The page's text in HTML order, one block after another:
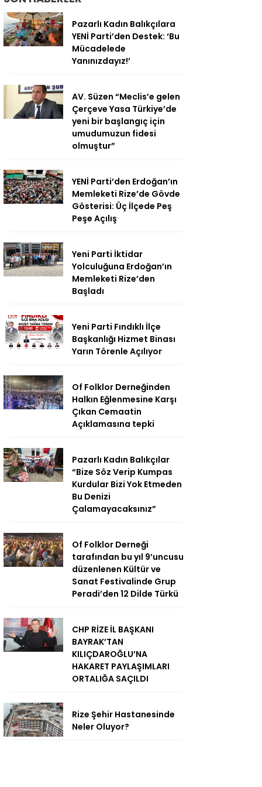
Pazarlı Kadın Balıkçılara
YENİ Parti’den Destek: ‘Bu
Mücadelede
Yanınızdayız!’
AV. Süzen “Meclis’e gelen
Çerçeve Yasa Türkiye’de
yeni bir başlangıç için
umudumuzun fidesi
olmuştur”
YENİ Parti’den Erdoğan’ın
Memleketi Rize’de Gövde
Gösterisi: Üç İlçede Peş
Peşe Açılış
Yeni Parti İktidar
Yolculuğuna Erdoğan’ın
Memleketi Rize’den
Başladı
Yeni Parti Fındıklı İlçe
Başkanlığı Hizmet Binası
Yarın Törenle Açılıyor
Of Folklor Derneğinden
Halkın Eğlenmesine Karşı
Çıkan Cemaatin
Açıklamasına tepki
Pazarlı Kadın Balıkçılar
“Bize Söz Verip Kumpas
Kurdular Bizi Yok Etmeden
Bu Denizi
Çalamayacaksınız”
Of Folklor Derneği
tarafından bu yıl 9’uncusu
düzenlenen Kültür ve
Sanat Festivalinde Grup
Peradi’den 12 Dilde Türkü
CHP RİZE İL BAŞKANI
BAYRAK’TAN
KILIÇDAROĞLU’NA
HAKARET PAYLAŞIMLARI
ORTALIĞA SAÇILDI
Rize Şehir Hastanesinde
Neler Oluyor?